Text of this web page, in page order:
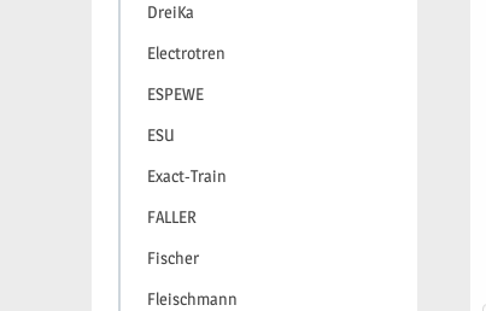
DreiKa
Electrotren
ESPEWE
ESU
Exact-Train
FALLER
Fischer
Fleischmann